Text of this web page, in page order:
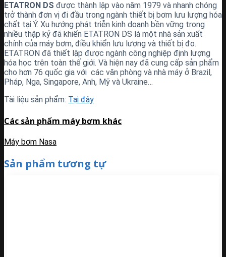
ETATRON DS được thành lập vào năm 1979 và nhanh chóng
trở thành đơn vị đi đầu trong ngành thiết bị bơm lưu lượng hóa
chất tại Ý. Xu hướng phát triễn kinh doanh bền vững trong
nhiều thập kỷ đã khiến ETATRON DS là một nhà sản xuất
chính của máy bơm, điều khiển lưu lượng và thiết bị đo.
ETATRON đã thiết lập được ngành công nghiệp định lượng
hóa học trên toàn thế giới. Và hiện nay đã cung cấp sản phẩm
cho hơn 76 quốc gia với các văn phòng và nhà máy ở Brazil,
Pháp, Nga, Singapore, Anh, Mỹ và Ukraine…
Tài liệu sản phẩm: Tại đây
Các sản phẩm máy bơm khác
Máy bơm Nasa
Sản phẩm tương tự